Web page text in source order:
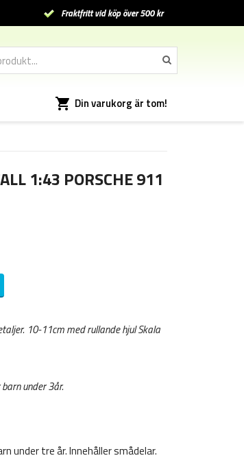
Fraktfritt vid köp över 500 kr
Din varukorg är tom!
1:43 PORSCHE 911
10-11cm med rullande hjul Skala
under 3år.
under tre år. Innehåller smådelar.